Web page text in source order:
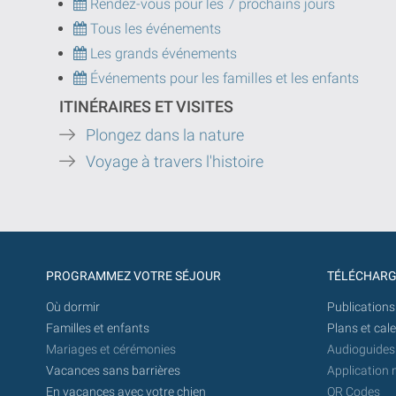
Rendez-vous pour les 7 prochains jours
Tous les événements
Les grands événements
Événements pour les familles et les enfants
ITINÉRAIRES ET VISITES
Plongez dans la nature
Voyage à travers l'histoire
PROGRAMMEZ VOTRE SÉJOUR
Où dormir
Familles et enfants
Mariages et cérémonies
Vacances sans barrières
En vacances avec votre chien
Publications
Plans et
Audioguides
Application
QR Codes